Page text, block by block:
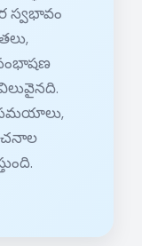
స్వభావం
సమయాలు,